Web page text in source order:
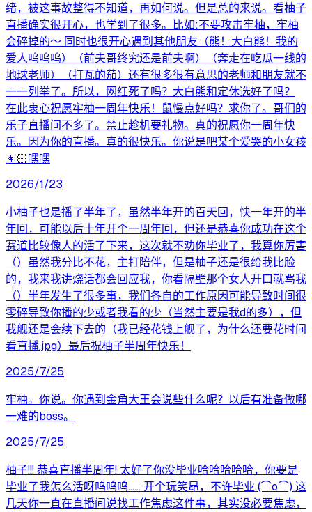
绪，被这事故整得不知道，再如何说。但是总的来说。看柚子
直播确实很开心，也学到了很多。比如:不要攻击牢柚，牢柚
会碎掉的～ 同时也很开心遇到其他朋友（熊！大白熊！我的
爱人呜呜呜）（前夫哥终究还是前夫啊）（奔走在吃瓜一线的
地球老师）（打瓦的茄）还有很多很有意思的老师和朋友就不
一一列举了。所以，网红死了吗？大白熊和定休选好了吗？
在此衷心祝愿牢柚一周年快乐！鼠慢点好吗？求你了。哥们的
乐子直播间不多了。禁止趁机要礼物。真的祝愿你一周年快
乐。因为你的直播。真的很快乐。你说是吧某个爱哭的小女孩
👧🏻嘿嘿
2026/1/23
小柚子也是播了半年了，虽然半年开的百天回，快一年开的半
年回，可能以后十年开个一周年回，但还是恭喜你成功在这个
赛道比较像人的活了下来，这次就不劝你毕业了，我算你厉害
（）虽然我分比不花，主打陪伴，但是柚子还是很给我比脸
的，我来我讲烧话都会回应我，你看隔壁那个女人开口就骂我
（）半年发生了很多事，我们各自的工作原因可能导致时间很
零碎导致你播的少或者我看的少（当然主要是我d的多），但
我舰还是会续下去的（我已经花钱上舰了，为什么还要花时间
看直播.jpg）最后祝柚子半周年快乐！
2025/7/25
牢柚。你说。你遇到金角大王会说些什么呢？以后有准备做哪
一难的boss。
2025/7/25
柚子!!! 恭喜直播半周年! 太好了你没毕业哈哈哈哈哈，你要是
毕业了我怎么活呀呜呜呜…… 开个玩笑昂，不许毕业 (⌒o⌒) 这
几天你一直在直播间说找工作焦虑这件事，其实没必要焦虑，